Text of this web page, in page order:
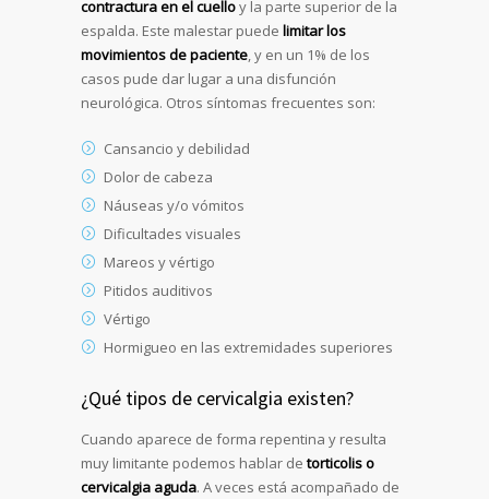
contractura en el cuelloy la parte superior de la
espalda. Este malestar puede limitar los
movimientos de paciente, y en un 1% de los
casos pude dar lugar a una disfunción
neurológica. Otros síntomas frecuentes son:
Cansancio y debilidad
Dolor de cabeza
Náuseas y/o vómitos
Dificultades visuales
Mareos y vértigo
Pitidos auditivos
Vértigo
Hormigueo en las extremidades superiores
¿Qué tipos de cervicalgia existen?
Cuando aparece de forma repentina y resulta
muy limitante podemos hablar detorticolis o
cervicalgia aguda. A veces está acompañado de